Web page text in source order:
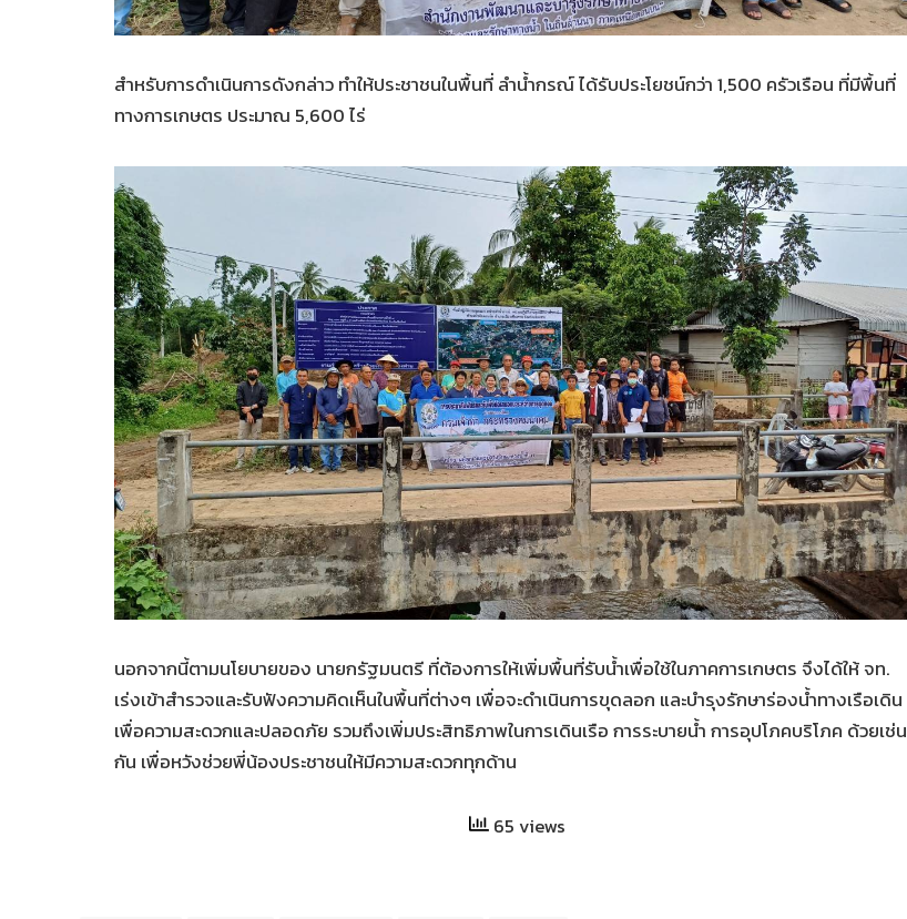
สำหรับการดำเนินการดังกล่าว ทำให้ประชาชนในพื้นที่ ลำน้ำกรณ์ ได้รับประโยชน์กว่า 1,500 ครัวเรือน ที่มีพื้นที่
ทางการเกษตร ประมาณ 5,600 ไร่
นอกจากนี้ตามนโยบายของ นายกรัฐมนตรี ที่ต้องการให้เพิ่มพื้นที่รับน้ำเพื่อใช้ในภาคการเกษตร จึงได้ให้ จท.
เร่งเข้าสำรวจและรับฟังความคิดเห็นในพื้นที่ต่างๆ เพื่อจะดำเนินการขุดลอก และบำรุงรักษาร่องน้ำทางเรือเดิน
เพื่อความสะดวกและปลอดภัย รวมถึงเพิ่มประสิทธิภาพในการเดินเรือ การระบายน้ำ การอุปโภคบริโภค ด้วยเช่น
กัน เพื่อหวังช่วยพี่น้องประชาชนให้มีความสะดวกทุกด้าน
65 views